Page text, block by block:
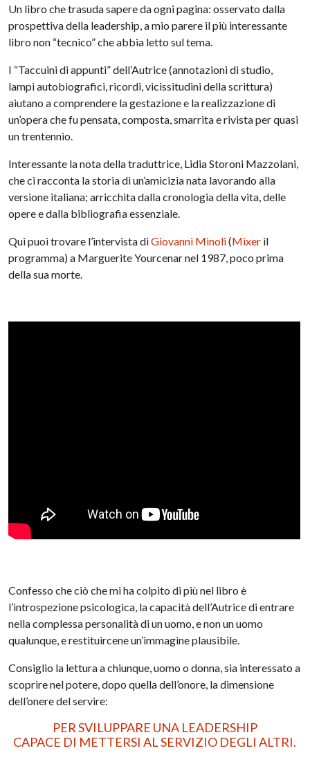
Un libro che trasuda sapere da ogni pagina: osservato dalla
prospettiva della leadership, a mio parere il più interessante
libro non “tecnico” che abbia letto sul tema.
I “Taccuini di appunti” dell’Autrice (annotazioni di studio,
lampi autobiografici, ricordi, vicissitudini della scrittura)
aiutano a comprendere la gestazione e la realizzazione di
un’opera che fu pensata, composta, smarrita e rivista per quasi
un trentennio.
Interessante la nota della traduttrice, Lidia Storoni Mazzolani,
che ci racconta la storia di un’amicizia nata lavorando alla
versione italiana; arricchita dalla cronologia della vita, delle
opere e dalla bibliografia essenziale.
Qui puoi trovare l’intervista diGiovanni Minoli(Mixer il
programma) a Marguerite Yourcenar nel 1987, poco prima
della sua morte.
Confesso che ciò che mi ha colpito di più nel libro è
l’introspezione psicologica, la capacità dell’Autrice di entrare
nella complessa personalità di un uomo, e non un uomo
qualunque, e restituircene un’immagine plausibile.
Consiglio la lettura a chiunque, uomo o donna, sia interessato a
scoprire nel potere, dopo quella dell’onore, la dimensione
dell’onere del servire:
PER SVILUPPARE UNA LEADERSHIP
CAPACE DI METTERSI AL SERVIZIO DEGLI ALTRI.